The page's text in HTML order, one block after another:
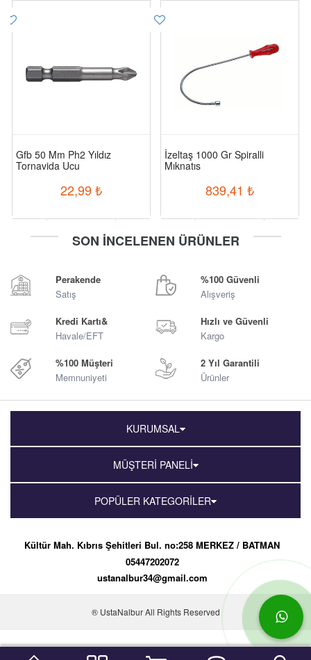
Gfb 50 Mm Ph2 Yıldız
Tornavida Ucu
22,99₺
İzeltaş 1000 Gr Spiralli
Mıknatıs
839,41 ₺
SON İNCELENEN ÜRÜNLER
Perakende
Satış
%100 Güvenli
Alışveriş
Kredi Kartı&
Havale/EFT
Hızlı ve Güvenli
Kargo
%100 Müşteri
Memnuniyeti
2 Yıl Garantili
Ürünler
KURUMSAL
MÜŞTERİ PANELİ
POPÜLER KATEGORİLER
Kültür Mah. Kıbrıs Şehitleri Bul. no:258 MERKEZ / BATMAN
05447202072
ustanalbur34@gmail.com
® UstaNalbur All Rights Reserved